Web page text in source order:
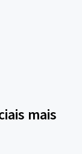
mais